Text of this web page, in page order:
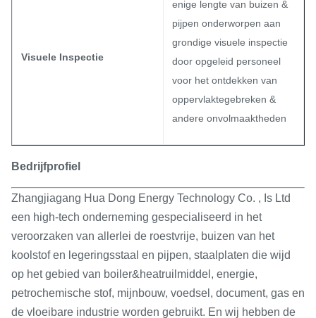
Visuele Inspectie
enige lengte van buizen &
pijpen onderworpen aan
grondige visuele inspectie
door opgeleid personeel
voor het ontdekken van
oppervlaktegebreken &
andere onvolmaaktheden
Bedrijfprofiel
Zhangjiagang Hua Dong Energy Technology Co. , Is Ltd
een high-tech onderneming gespecialiseerd in het
veroorzaken van allerlei de roestvrije, buizen van het
koolstof en legeringsstaal en pijpen, staalplaten die wijd
op het gebied van boiler&heatruilmiddel, energie,
petrochemische stof, mijnbouw, voedsel, document, gas en
de vloeibare industrie worden gebruikt. En wij hebben de